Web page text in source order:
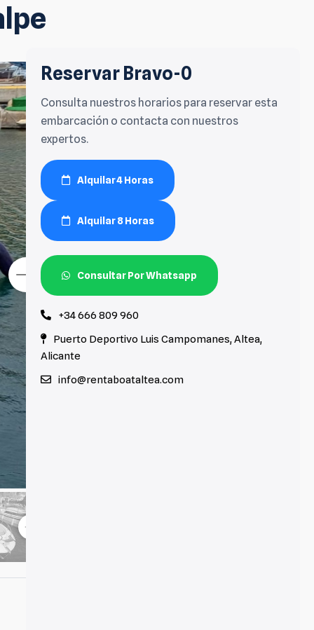
Reservar Bravo-0
Consulta nuestros horarios para reservar esta
embarcación o contacta con nuestros
expertos.
Alquilar 4 Horas
Alquilar 8 Horas
Consultar Por Whatsapp
+34 666 809 960
Puerto Deportivo Luis Campomanes, Altea,
Alicante
info@rentaboataltea.com